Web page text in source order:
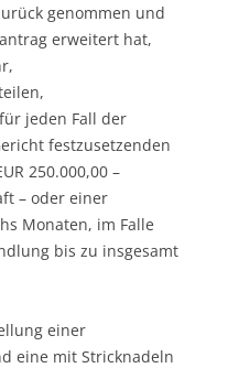
genommen und
erweitert hat,
jeden Fall der
festzusetzenden
250.000,00 –
– oder einer
Monaten, im Falle
bis zu insgesamt
einer
eine mit Stricknadeln